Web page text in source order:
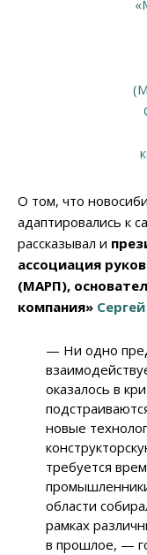
О том, что
адаптировались к
рассказывал и
ассоциация
(МАРП),
компания»
— Ни одно
оказалось в
новые
требуется
области
рамках
в прошлое, —